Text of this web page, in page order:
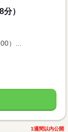
）
）...
1週間以内公開